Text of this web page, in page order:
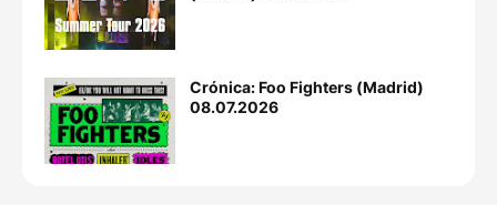
Crónica: Foo Fighters (Madrid)
08.07.2026